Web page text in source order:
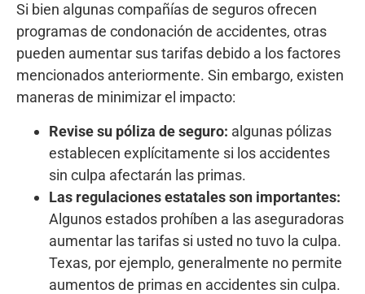
Si bien algunas compañías de seguros ofrecen
programas de condonación de accidentes, otras
pueden aumentar sus tarifas debido a los factores
mencionados anteriormente. Sin embargo, existen
maneras de minimizar el impacto:
Revise su póliza de seguro: algunas pólizas
establecen explícitamente si los accidentes
sin culpa afectarán las primas.
Las regulaciones estatales son importantes:
Algunos estados prohíben a las aseguradoras
aumentar las tarifas si usted no tuvo la culpa.
Texas, por ejemplo, generalmente no permite
aumentos de primas en accidentes sin culpa.